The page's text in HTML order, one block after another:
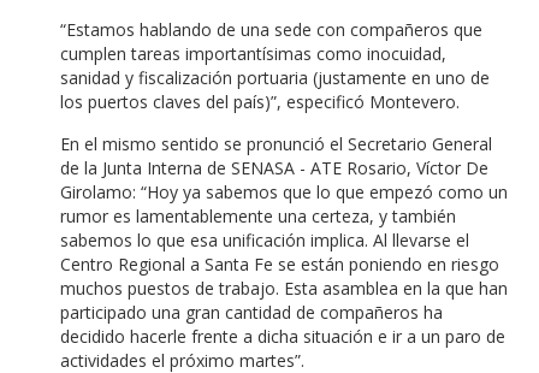
“Estamos hablando de una sede con compañeros que
cumplen tareas importantísimas como inocuidad,
sanidad y fiscalización portuaria (justamente en uno de
los puertos claves del país)”, especificó Montevero.
En el mismo sentido se pronunció el Secretario General
de la Junta Interna de SENASA - ATE Rosario, Víctor De
Girolamo: “Hoy ya sabemos que lo que empezó como un
rumor es lamentablemente una certeza, y también
sabemos lo que esa unificación implica. Al llevarse el
Centro Regional a Santa Fe se están poniendo en riesgo
muchos puestos de trabajo. Esta asamblea en la que han
participado una gran cantidad de compañeros ha
decidido hacerle frente a dicha situación e ir a un paro de
actividades el próximo martes”.